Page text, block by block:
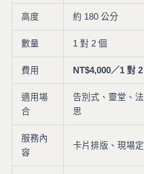
高度 約 180 公分
數量 1 對 2 個
費用 NT$4,000／1 對 2
適用場
合
告別式、靈堂、
思
服務內
容
卡片排版、現場